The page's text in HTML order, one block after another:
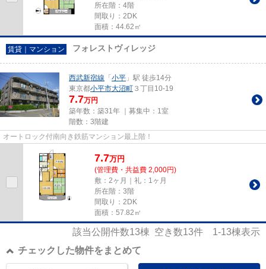
所在階：4階
間取り：2DK
面積：44.62㎡
賃貸｜マンション フォレストヴィレッジ
西武新宿線 「 小平 」駅 徒歩14分
東京都小平市大沼町 ３丁目10-19
7.7万円
築年数：築31年 ｜募集中： 1室
階数：3階建
オートロック付南向き鉄筋マンション最上階！
7.7万円
(管理費・共益費 2,000円)
敷：2ヶ月｜礼：1ヶ月
所在階：3階
間取り：2DK
面積：57.82㎡
該当公開件数13棟 空き数13件 1-13棟表示
チェックした物件をまとめて